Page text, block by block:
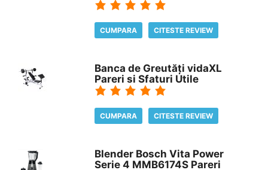
CUMPARA CITESTE REVIEW
Banca de Greutăți vidaXL
Pareri si Sfaturi Utile
CUMPARA CITESTE REVIEW
Blender Bosch Vita Power
Serie 4 MMB6174S Pareri